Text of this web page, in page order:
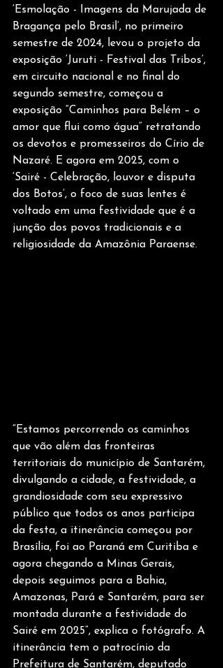
‘Esmolação - Imagens da Marujada de
Bragança pelo Brasil’, no primeiro
semestre de 2024, levou o projeto da
exposição ‘Juruti - Festival das Tribos’,
em circuito nacional e no final do
segundo semestre, começou a
exposição “Caminhos para Belém – o
amor que flui como água” retratando
os devotos e promesseiros do Círio de
Nazaré. E agora em 2025, com o
‘Sairé - Celebração, louvor e disputa
dos Botos’, o foco de suas lentes é
voltado em uma festividade que é a
junção dos povos tradicionais e a
religiosidade da Amazônia Paraense.
“Estamos percorrendo os caminhos
que vão além das fronteiras
territoriais do município de Santarém,
divulgando a cidade, a festividade, a
grandiosidade com seu expressivo
público que todos os anos participa
da festa, a itinerância começou por
Brasília, foi ao Paraná em Curitiba e
agora chegando a Minas Gerais,
depois seguimos para a Bahia,
Amazonas, Pará e Santarém, para ser
montada durante a festividade do
Sairé em 2025”, explica o fotógrafo. A
itinerância tem o patrocínio da
Prefeitura de Santarém, deputado